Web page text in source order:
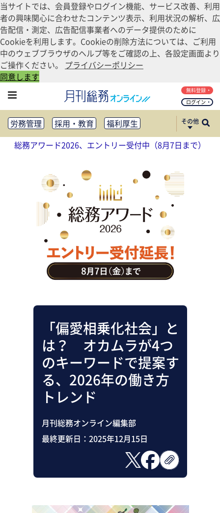
当サイトでは、会員登録やログイン機能、サービス改善、利用
者の興味関心に合わせたコンテンツ表示、利用状況の解析、広
告配信・測定、広告配信事業者へのデータ提供のために
Cookieを利用します。Cookieの削除方法については、ご利用
中のウェブブラウザのヘルプ等をご確認の上、各設定画面より
ご操作ください。 プライバシーポリシー
同意します
ログイン
無料登録
労務管理 採用・教育
福利厚生
健康経営
働き方改革
法務・コンプライアンス
リスクマネジメント・BCP
社外・社内広報
社外・社内コミュニケーション活性化
FM・オフィス移転
CSR・SDGs
テクノロジー活用・DX
助成金・補助金・コスト削減
アウトソーシング・BPO
調査・レポート
その他
総務アワード2026、エントリー受付中（8月7日まで）
「偏愛相乗化社会」と
は？ オカムラが4つ
のキーワードで提案す
る、2026年の働き方
トレンド
月刊総務オンライン編集部
最終更新日： 2025年12月15日